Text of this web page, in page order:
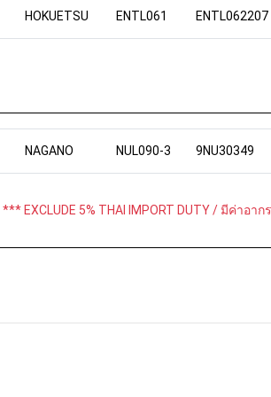
HOKUETSU ENTL061 ENTL062207
NAGANO NUL090-3 9NU30349
*** EXCLUDE 5% THAI IMPORT DUTY / มีค่าอาก